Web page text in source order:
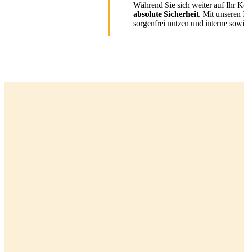
Während Sie sich weiter auf Ihr
absolute Sicherheit. Mit unseren
sorgenfrei nutzen und interne